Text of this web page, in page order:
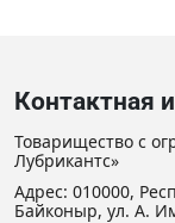
Контактная
Товарищество с
Лубрикантс»
Адрес: 010000,
Байконыр, ул. А.